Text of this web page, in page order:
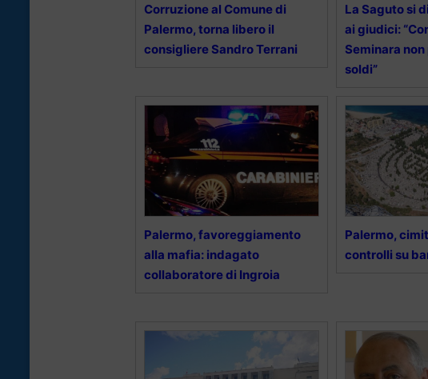
Corruzione al Comune di
Palermo, torna libero il
consigliere Sandro Terrani
La Saguto si
ai giudici:
Seminara
soldi”
Palermo, favoreggiamento
alla mafia: indagato
collaboratore di Ingroia
Palermo,
controlli su